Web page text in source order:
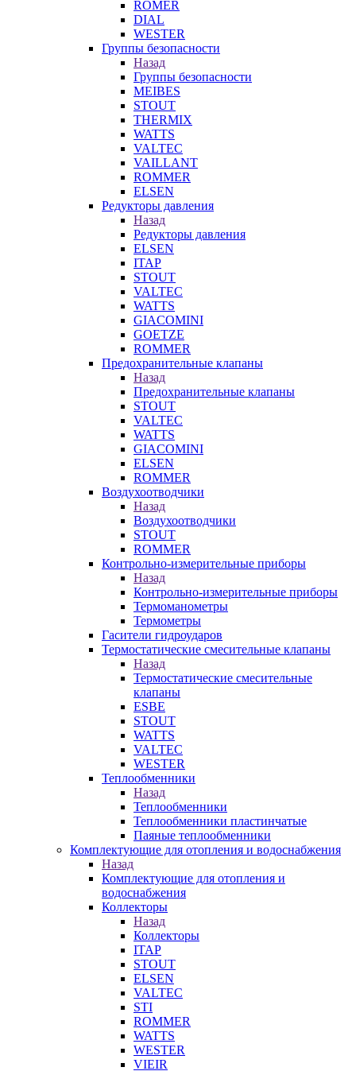
ROMER
DIAL
WESTER
Группы безопасности
Назад
Группы безопасности
MEIBES
STOUT
THERMIX
WATTS
VALTEC
VAILLANT
ROMMER
ELSEN
Редукторы давления
Назад
Редукторы давления
ELSEN
ITAP
STOUT
VALTEC
WATTS
GIACOMINI
GOETZE
ROMMER
Предохранительные клапаны
Назад
Предохранительные клапаны
STOUT
VALTEC
WATTS
GIACOMINI
ELSEN
ROMMER
Воздухоотводчики
Назад
Воздухоотводчики
STOUT
ROMMER
Контрольно-измерительные приборы
Назад
Контрольно-измерительные приборы
Термоманометры
Термометры
Гасители гидроударов
Термостатические смесительные клапаны
Назад
Термостатические смесительные
клапаны
ESBE
STOUT
WATTS
VALTEC
WESTER
Теплообменники
Назад
Теплообменники
Теплообменники пластинчатые
Паяные теплообменники
Комплектующие для отопления и водоснабжения
Назад
Комплектующие для отопления и
водоснабжения
Коллекторы
Назад
Коллекторы
ITAP
STOUT
ELSEN
VALTEC
STI
ROMMER
WATTS
WESTER
VIEIR